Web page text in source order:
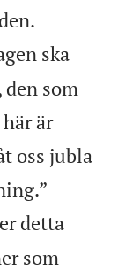
ska
den som
är
oss jubla
detta
som